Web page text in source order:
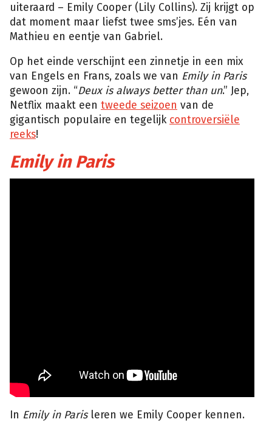
uiteraard – Emily Cooper (Lily Collins). Zij krijgt op
dat moment maar liefst twee sms’jes. Eén van
Mathieu en eentje van Gabriel.
Op het einde verschijnt een zinnetje in een mix
van Engels en Frans, zoals we van Emily in Paris
gewoon zijn. “Deux is always better than un.” Jep,
Netflix maakt een tweede seizoen van de
gigantisch populaire en tegelijk controversiële
reeks!
Emily in Paris
In Emily in Parisleren we Emily Cooper kennen.